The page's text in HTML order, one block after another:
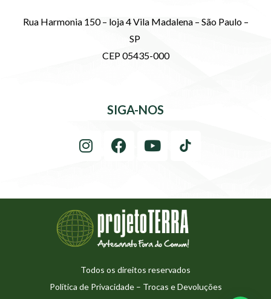
Rua Harmonia 150 – loja 4 Vila Madalena – São Paulo –
SP
CEP 05435-000
SIGA-NOS
Todos os direitos reservados
Política de Privacidade– Trocas e Devoluções